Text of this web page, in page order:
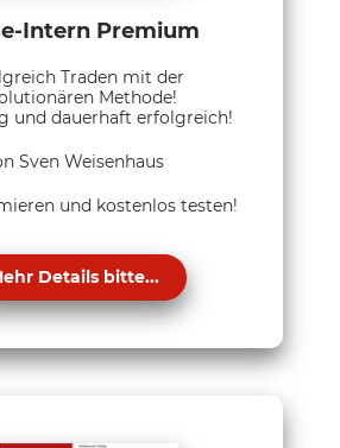
Intern Premium
Traden mit der
Methode!
und dauerhaft erfolgreich!
Sven Weisenhaus
und kostenlos testen!
Details bitte...